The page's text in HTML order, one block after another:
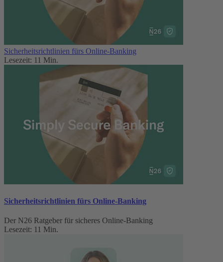
Sicherheitsrichtlinien fürs Online-Banking
Lesezeit: 11 Min.
Sicherheitsrichtlinien fürs Online-Banking
Der N26 Ratgeber für sicheres Online-Banking
Lesezeit: 11 Min.